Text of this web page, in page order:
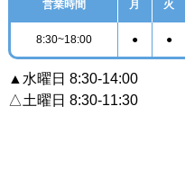
営業時間 月 火
8:30~18:00 ● ●
▲水曜日 8:30-14:00
△土曜日 8:30-11:30